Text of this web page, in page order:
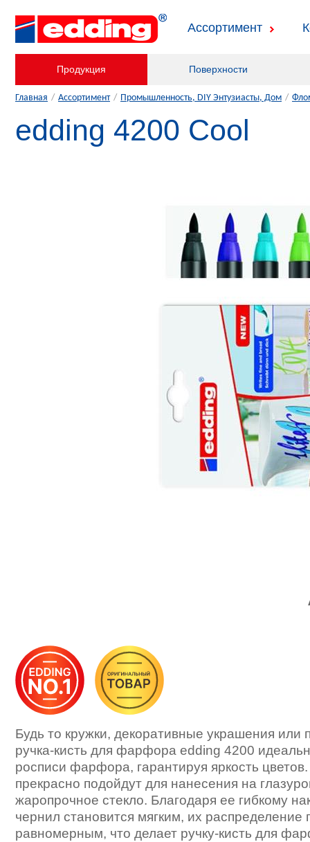
Ассортимент
Продукция Поверхности
Главная / Ассортимент / Промышленность, DIY Энтузиасты, Дом /
edding 4200 Cool
Будь то кружки, декоративные украшения или
ручка-кисть для фарфора edding 4200
росписи фарфора, гарантируя яркость
прекрасно подойдут для нанесения на
жаропрочное стекло. Благодаря ее гибкому
чернил становится мягким, их распределение
равномерным, что делает ручку-кисть для